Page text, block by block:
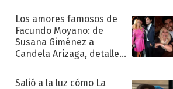
Los amores famosos de
Facundo Moyano: de
Susana Giménez a
Candela Arizaga, detalles
sentimental
Salió a la luz cómo La